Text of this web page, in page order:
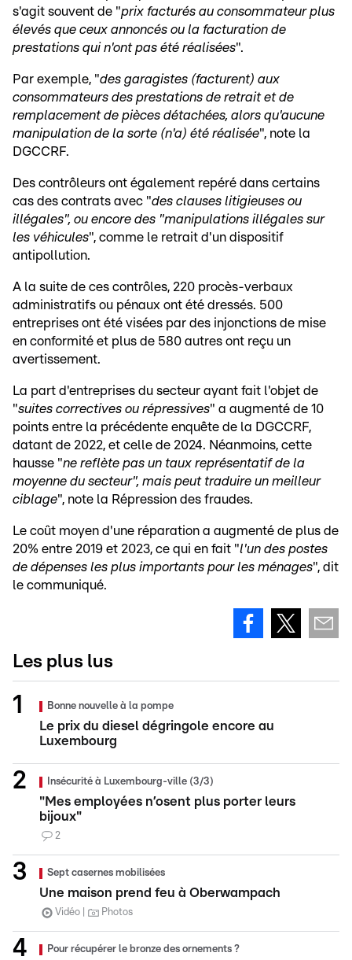
s'agit souvent de "prix facturés au consommateur plus
élevés que ceux annoncés ou la facturation de
prestations qui n'ont pas été réalisées".
Par exemple, "des garagistes (facturent) aux
consommateurs des prestations de retrait et de
remplacement de pièces détachées, alors qu'aucune
manipulation de la sorte (n'a) été réalisée", note la
DGCCRF.
Des contrôleurs ont également repéré dans certains
cas des contrats avec "des clauses litigieuses ou
illégales", ou encore des "manipulations illégales sur
les véhicules", comme le retrait d'un dispositif
antipollution.
A la suite de ces contrôles, 220 procès-verbaux
administratifs ou pénaux ont été dressés. 500
entreprises ont été visées par des injonctions de mise
en conformité et plus de 580 autres ont reçu un
avertissement.
La part d'entreprises du secteur ayant fait l'objet de
"suites correctives ou répressives" a augmenté de 10
points entre la précédente enquête de la DGCCRF,
datant de 2022, et celle de 2024. Néanmoins, cette
hausse "ne reflète pas un taux représentatif de la
moyenne du secteur", mais peut traduire un meilleur
ciblage", note la Répression des fraudes.
Le coût moyen d'une réparation a augmenté de plus de
20% entre 2019 et 2023, ce qui en fait "l'un des postes
de dépenses les plus importants pour les ménages", dit
le communiqué.
Les plus lus
Bonne nouvelle à la pompe
Le prix du diesel dégringole encore au
Luxembourg
Insécurité à Luxembourg-ville (3/3)
"Mes employées n’osent plus porter leurs
bijoux"
2
Sept casernes mobilisées
Une maison prend feu à Oberwampach
Vidéo Photos
Pour récupérer le bronze des ornements ?